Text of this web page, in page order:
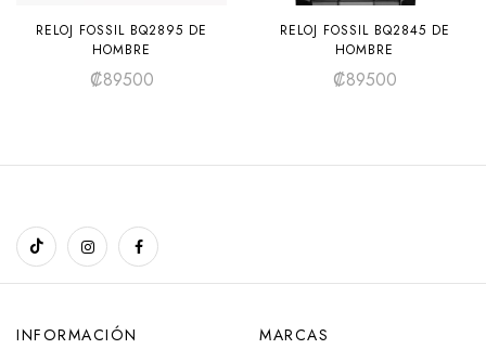
RELOJ FOSSIL BQ2895 DE
HOMBRE
₡89500
RELOJ FOSSIL BQ2845 DE
HOMBRE
₡89500
INFORMACIÓN
MARCAS